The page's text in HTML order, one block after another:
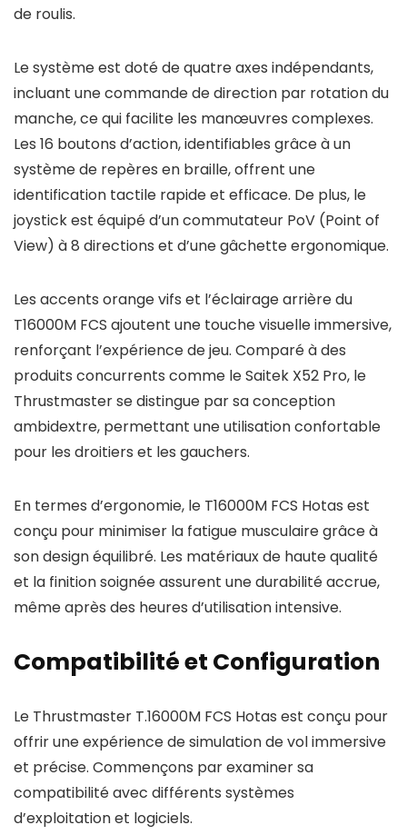
de roulis.
Le système est doté de quatre axes indépendants,
incluant une commande de direction par rotation du
manche, ce qui facilite les manœuvres complexes.
Les 16 boutons d’action, identifiables grâce à un
système de repères en braille, offrent une
identification tactile rapide et efficace. De plus, le
joystick est équipé d’un commutateur PoV (Point of
View) à 8 directions et d’une gâchette ergonomique.
Les accents orange vifs et l’éclairage arrière du
T16000M FCS ajoutent une touche visuelle immersive,
renforçant l’expérience de jeu. Comparé à des
produits concurrents comme le Saitek X52 Pro, le
Thrustmaster se distingue par sa conception
ambidextre, permettant une utilisation confortable
pour les droitiers et les gauchers.
En termes d’ergonomie, le T16000M FCS Hotas est
conçu pour minimiser la fatigue musculaire grâce à
son design équilibré. Les matériaux de haute qualité
et la finition soignée assurent une durabilité accrue,
même après des heures d’utilisation intensive.
Compatibilité et Configuration
Le Thrustmaster T.16000M FCS Hotas est conçu pour
offrir une expérience de simulation de vol immersive
et précise. Commençons par examiner sa
compatibilité avec différents systèmes
d’exploitation et logiciels.